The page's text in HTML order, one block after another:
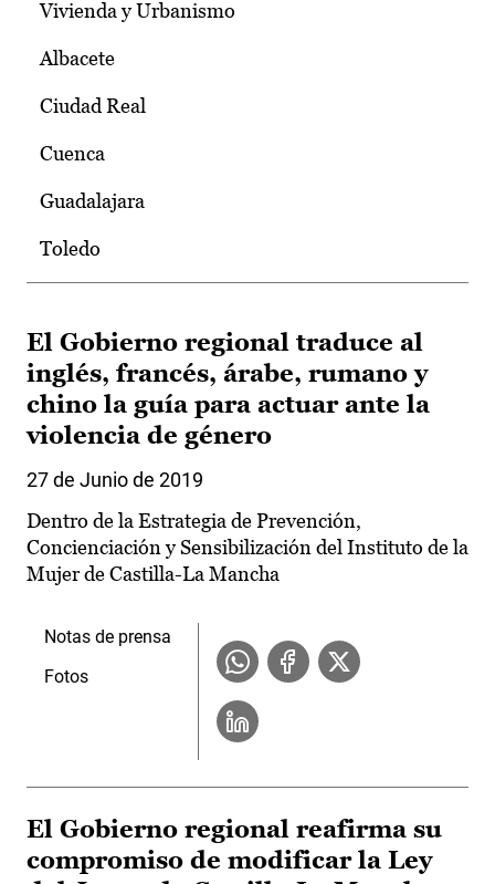
Vivienda y Urbanismo
Albacete
Ciudad Real
Cuenca
Guadalajara
Toledo
El Gobierno regional traduce al
inglés, francés, árabe, rumano y
chino la guía para actuar ante la
violencia de género
27 de Junio de 2019
Dentro de la Estrategia de Prevención,
Concienciación y Sensibilización del Instituto de la
Mujer de Castilla-La Mancha
Notas de prensa
Fotos
El Gobierno regional reafirma su
compromiso de modificar la Ley